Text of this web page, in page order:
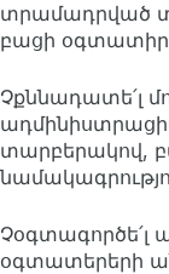
տրամադրված
բացի
Չքննադատե՛լ
տարբերակով,
Չօգտագործե՛լ
օգտատերերի